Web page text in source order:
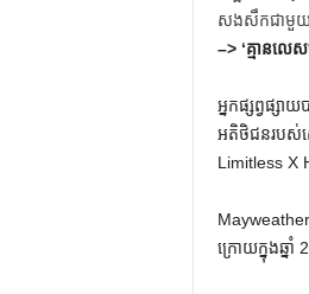
សងសឹកជាមួយ
–> ‘គ្មានល
អ្នកផ្សព្វផ្ស
អតិថិជនរបស់ស
Limitless X
ក្រោយក្នុងឆ្នាំ